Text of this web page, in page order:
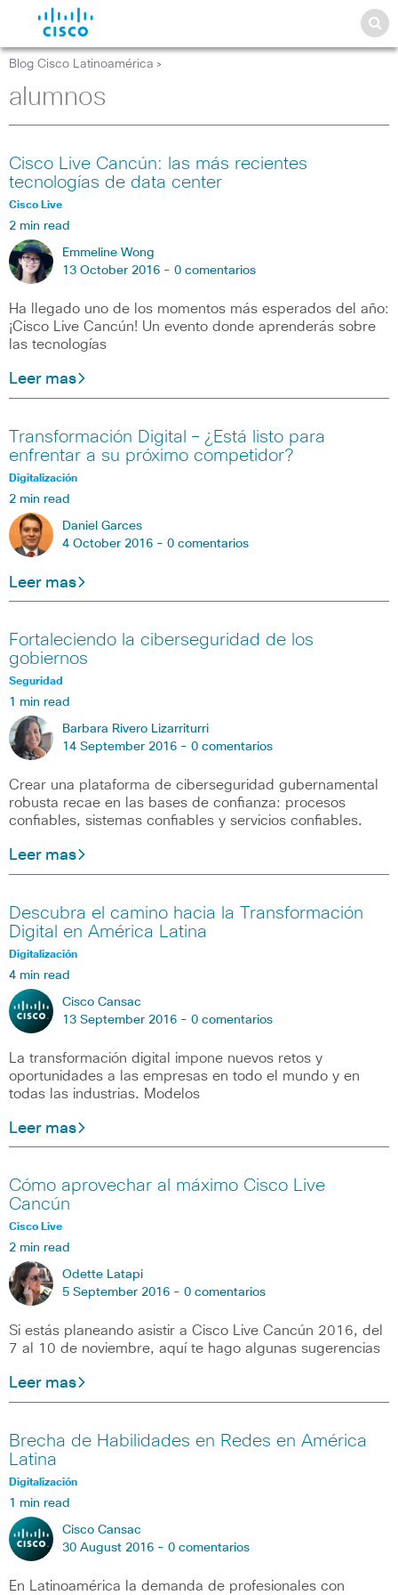
Blog Cisco Latinoamérica >
alumnos
Cisco Live Cancún: las más recientes
tecnologías de data center
Cisco Live
2 min read
Emmeline Wong
13 October 2016 - 0 comentarios
Ha llegado uno de los momentos más esperados del año:
¡Cisco Live Cancún! Un evento donde aprenderás sobre
las tecnologías
Leer mas
Transformación Digital – ¿Está listo para
enfrentar a su próximo competidor?
Digitalización
2 min read
Daniel Garces
4 October 2016 - 0 comentarios
Leer mas
Fortaleciendo la ciberseguridad de los
gobiernos
Seguridad
1 min read
Barbara Rivero Lizarriturri
14 September 2016 - 0 comentarios
Crear una plataforma de ciberseguridad gubernamental
robusta recae en las bases de confianza: procesos
confiables, sistemas confiables y servicios confiables.
Leer mas
Descubra el camino hacia la Transformación
Digital en América Latina
Digitalización
4 min read
Cisco Cansac
13 September 2016 - 0 comentarios
La transformación digital impone nuevos retos y
oportunidades a las empresas en todo el mundo y en
todas las industrias. Modelos
Leer mas
Cómo aprovechar al máximo Cisco Live
Cancún
Cisco Live
2 min read
Odette Latapi
5 September 2016 - 0 comentarios
Si estás planeando asistir a Cisco Live Cancún 2016, del
7 al 10 de noviembre, aquí te hago algunas sugerencias
Leer mas
Brecha de Habilidades en Redes en América
Latina
Digitalización
1 min read
Cisco Cansac
30 August 2016 - 0 comentarios
En Latinoamérica la demanda de profesionales con